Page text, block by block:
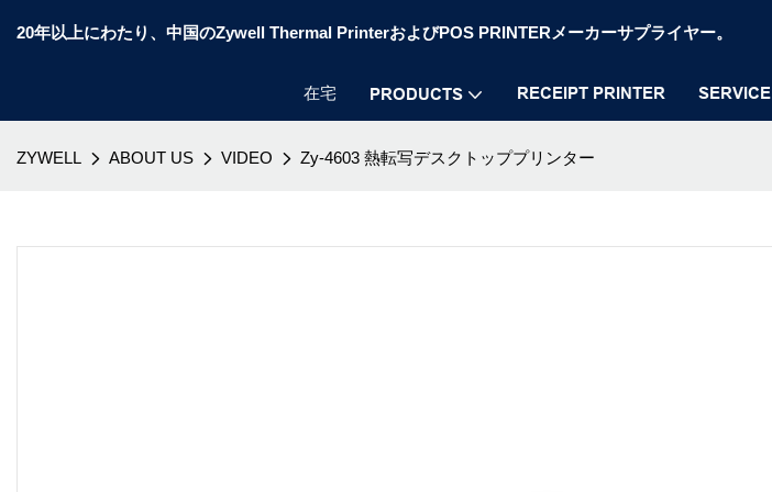
20年以上にわたり、中国のZywell Thermal PrinterおよびPOS PRINTERメーカーサプライヤー。
在宅 PRODUCTS RECEIPT PRINTER SERVICE
ZYWELL ABOUT US VIDEO Zy-4603 熱転写デスクトッププリンター